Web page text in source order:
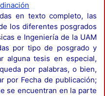
en texto completo, las
los diferentes posgrados
e Ingeniería de la UAM
por tipo de posgrado y
alguna tesis en especial,
por palabras, o bien,
por Fecha de publicación;
se encuentran en la parte